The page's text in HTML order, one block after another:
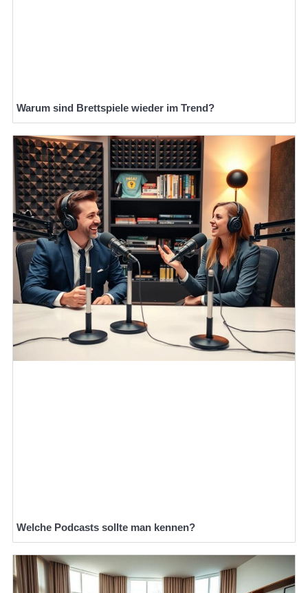
Warum sind Brettspiele wieder im Trend?
Welche Podcasts sollte man kennen?